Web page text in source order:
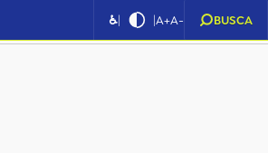
♿| |A+A- BUSCA